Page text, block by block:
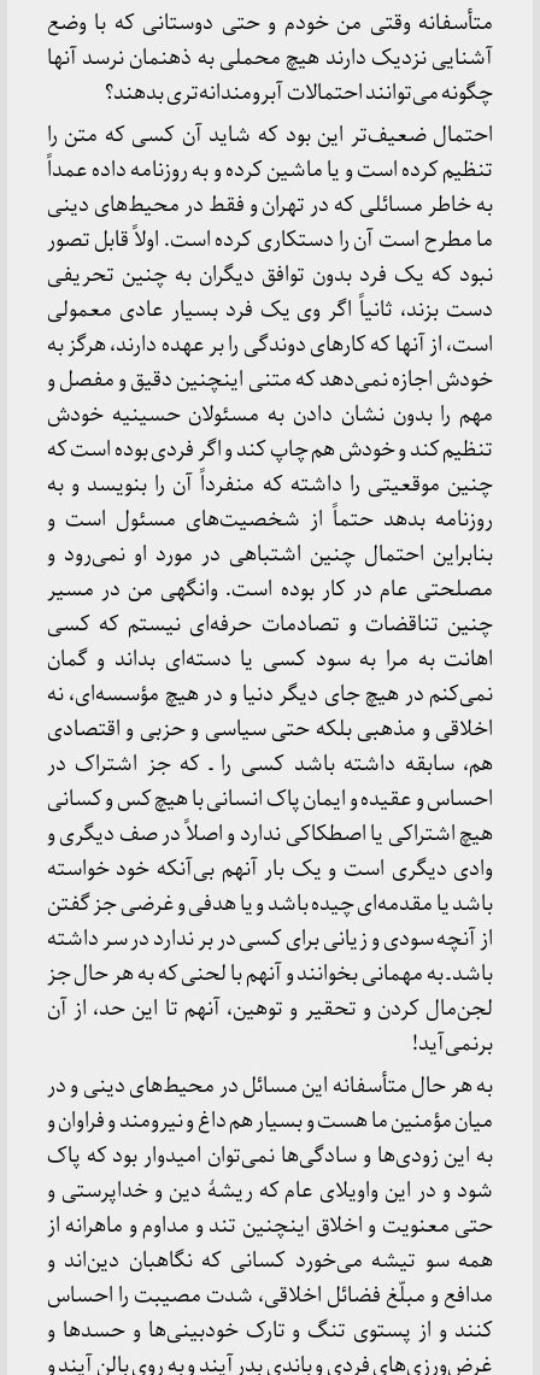
متأسفانه وقتی من خودم و حتی دوستانی که با وضع
آشنایی نزدیک دارند هیچ محملی به ذهنمان نرسد آنها
چگونه می‌توانند احتمالات آبرومندانه‌تری بدهند؟
احتمال ضعیف‌تر این بود که شاید آن کسی که متن را
تنظیم کرده است و یا ماشین کرده و به روزنامه داده عمداً
به خاطر مسائلی که در تهران و فقط در محیط‌های دینی
ما مطرح است آن را دستکاری کرده است. اولاً قابل تصور
نبود که یک فرد بدون توافق دیگران به چنین تحریفی
دست بزند، ثانیاً اگر وی یک فرد بسیار عادی معمولی
است، از آنها که کارهای دوندگی را بر عهده دارند، هرگز به
خودش اجازه نمی‌دهد که متنی اینچنین دقیق و مفصل و
مهم را بدون نشان دادن به مسئولان حسینیه خودش
تنظیم کند و خودش هم چاپ کند و اگر فردی بوده است که
چنین موقعیتی را داشته که منفرداً آن را بنویسد و به
روزنامه بدهد حتماً از شخصیت‌های مسئول است و
بنابراین احتمال چنین اشتباهی در مورد او نمی‌رود و
مصلحتی عام در کار بوده است. وانگهی من در مسیر
چنین تناقضات و تصادمات حرفه‌ای نیستم که کسی
اهانت به مرا به سود کسی یا دسته‌ای بداند و گمان
نمی‌کنم در هیچ جای دیگر دنیا و در هیچ مؤسسه‌ای، نه
اخلاقی و مذهبی بلکه حتی سیاسی و حزبی و اقتصادی
هم، سابقه داشته باشد کسی را ـ که جز اشتراک در
احساس و عقیده و ایمان پاک انسانی با هیچ کس و کسانی
هیچ اشتراکی یا اصطکاکی ندارد و اصلاً در صف دیگری و
وادی دیگری است و یک بار آنهم بی‌آنکه خود خواسته
باشد یا مقدمه‌ای چیده باشد و یا هدفی و غرضی جز گفتن
از آنچه سودی و زیانی برای کسی در بر ندارد در سر داشته
باشد ـ به مهمانی بخوانند و آنهم با لحنی که به هر حال جز
لجن‌مال کردن و تحقیر و توهین، آنهم تا این حد، از آن
برنمی‌آید!
به هر حال متأسفانه این مسائل در محیط‌های دینی و در
میان مؤمنین ما هست و بسیار هم داغ و نیرومند و فراوان و
به این زودی‌ها و سادگی‌ها نمی‌توان امیدوار بود که پاک
شود و در این واویلای عام که ریشهٔ دین و خداپرستی و
حتی معنویت و اخلاق اینچنین تند و مداوم و ماهرانه از
همه سو تیشه می‌خورد کسانی که نگاهبان دین‌اند و
مدافع و مبلّغ فضائل اخلاقی، شدت مصیبت را احساس
کنند و از پستوی تنگ و تارک خودبینی‌ها و حسدها و
غرض‌ورزی‌های فردی و باندی بدر آیند و به روی بالن آیند و